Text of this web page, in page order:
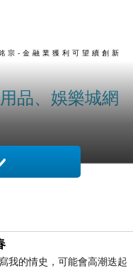
銘宗-金融業獲利可望續創新
品、娛樂城網
我的情史，可能會高潮迭起